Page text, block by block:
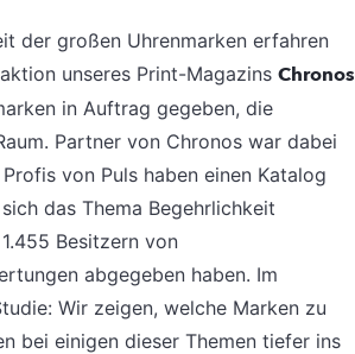
der großen Uhrenmarken erfahren
unseres Print-Magazins Chronos
in Auftrag gegeben, die
Partner von Chronos war dabei
von Puls haben einen Katalog
das Thema Begehrlichkeit
Besitzern von
abgegeben haben. Im
Wir zeigen, welche Marken zu
bei einigen dieser Themen tiefer ins